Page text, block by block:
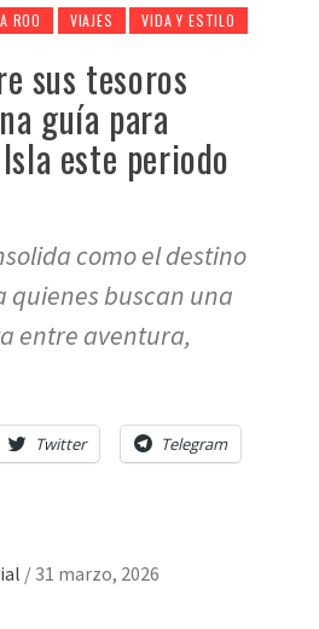
ROO VIAJES VIDA Y ESTILO
sus tesoros
guía para
este periodo
como el destino
buscan una
entre aventura,
Twitter Telegram
/ 31 marzo, 2026